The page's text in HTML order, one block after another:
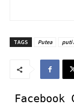
TAGS Putea puti
Facebook